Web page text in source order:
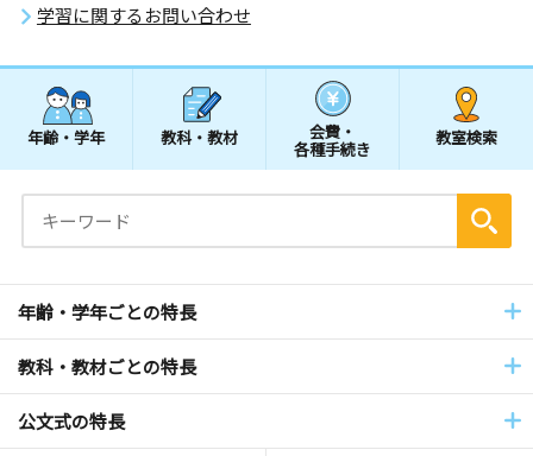
学習に関するお問い合わせ
年齢・学年 教科・教材 会費・
各種手続き
教室検索
年齢・学年ごとの特長
教科・教材ごとの特長
公文式の特長